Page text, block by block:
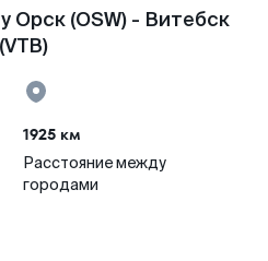
Орск (OSW) - Витебск
(VTB)
1925 км
Расстояние между
городами